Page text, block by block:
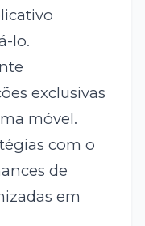
lo.
exclusivas
móvel.
com o
de
em